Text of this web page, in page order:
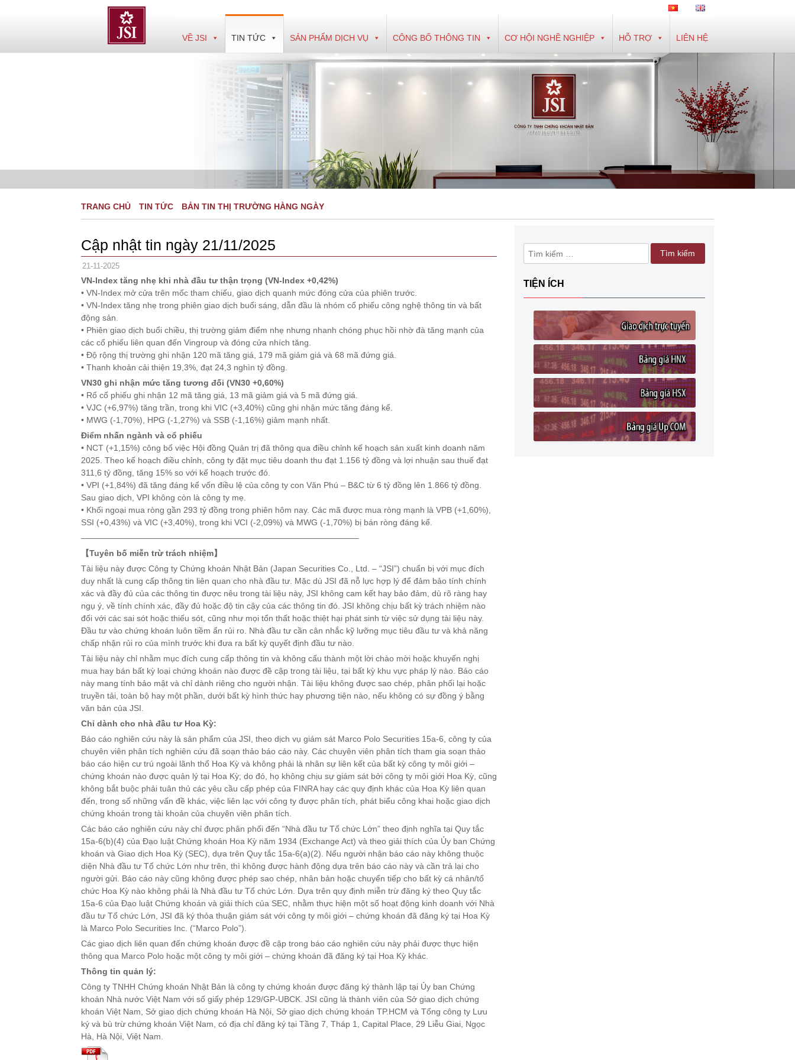
VỀ JSI
TIN TỨC SẢN PHẨM DỊCH VỤ CÔNG BỐ THÔNG TIN CƠ HỘI NGHỀ NGHIỆP HỖ TRỢ LIÊN HỆ
TRANG CHỦ TIN TỨC BẢN TIN THỊ TRƯỜNG HÀNG NGÀY
Cập nhật tin ngày 21/11/2025
21-11-2025
VN-Index tăng nhẹ khi nhà đầu tư thận trọng (VN-Index +0,42%)
• VN-Index mở cửa trên mốc tham chiếu, giao dịch quanh mức đóng cửa của phiên trước.
• VN-Index tăng nhẹ trong phiên giao dịch buổi sáng, dẫn đầu là nhóm cổ phiếu công nghệ thông tin và bất
động sản.
• Phiên giao dịch buổi chiều, thị trường giảm điểm nhẹ nhưng nhanh chóng phục hồi nhờ đà tăng mạnh của
các cổ phiếu liên quan đến Vingroup và đóng cửa nhích tăng.
• Độ rộng thị trường ghi nhận 120 mã tăng giá, 179 mã giảm giá và 68 mã đứng giá.
• Thanh khoản cải thiện 19,3%, đạt 24,3 nghìn tỷ đồng.
VN30 ghi nhận mức tăng tương đối (VN30 +0,60%)
• Rổ cổ phiếu ghi nhận 12 mã tăng giá, 13 mã giảm giá và 5 mã đứng giá.
• VJC (+6,97%) tăng trần, trong khi VIC (+3,40%) cũng ghi nhận mức tăng đáng kể.
• MWG (-1,70%), HPG (-1,27%) và SSB (-1,16%) giảm mạnh nhất.
Điểm nhấn ngành và cổ phiếu
• NCT (+1,15%) công bố việc Hội đồng Quản trị đã thông qua điều chỉnh kế hoạch sản xuất kinh doanh năm
2025. Theo kế hoạch điều chỉnh, công ty đặt mục tiêu doanh thu đạt 1.156 tỷ đồng và lợi nhuận sau thuế đạt
311,6 tỷ đồng, tăng 15% so với kế hoạch trước đó.
• VPI (+1,84%) đã tăng đáng kể vốn điều lệ của công ty con Văn Phú – B&C từ 6 tỷ đồng lên 1.866 tỷ đồng.
Sau giao dịch, VPI không còn là công ty mẹ.
• Khối ngoại mua ròng gần 293 tỷ đồng trong phiên hôm nay. Các mã được mua ròng mạnh là VPB (+1,60%),
SSI (+0,43%) và VIC (+3,40%), trong khi VCI (-2,09%) và MWG (-1,70%) bị bán ròng đáng kể.
—————————————————————————————————–
【Tuyên bố miễn trừ trách nhiệm】
Tài liệu này được Công ty Chứng khoán Nhật Bản (Japan Securities Co., Ltd. – “JSI”) chuẩn bị với mục đích
duy nhất là cung cấp thông tin liên quan cho nhà đầu tư. Mặc dù JSI đã nỗ lực hợp lý để đảm bảo tính chính
xác và đầy đủ của các thông tin được nêu trong tài liệu này, JSI không cam kết hay bảo đảm, dù rõ ràng hay
ngụ ý, về tính chính xác, đầy đủ hoặc độ tin cậy của các thông tin đó. JSI không chịu bất kỳ trách nhiệm nào
đối với các sai sót hoặc thiếu sót, cũng như mọi tổn thất hoặc thiệt hại phát sinh từ việc sử dụng tài liệu này.
Đầu tư vào chứng khoán luôn tiềm ẩn rủi ro. Nhà đầu tư cần cân nhắc kỹ lưỡng mục tiêu đầu tư và khả năng
chấp nhận rủi ro của mình trước khi đưa ra bất kỳ quyết định đầu tư nào.
Tài liệu này chỉ nhằm mục đích cung cấp thông tin và không cấu thành một lời chào mời hoặc khuyến nghị
mua hay bán bất kỳ loại chứng khoán nào được đề cập trong tài liệu, tại bất kỳ khu vực pháp lý nào. Báo cáo
này mang tính bảo mật và chỉ dành riêng cho người nhận. Tài liệu không được sao chép, phân phối lại hoặc
truyền tải, toàn bộ hay một phần, dưới bất kỳ hình thức hay phương tiện nào, nếu không có sự đồng ý bằng
văn bản của JSI.
Chỉ dành cho nhà đầu tư Hoa Kỳ:
Báo cáo nghiên cứu này là sản phẩm của JSI, theo dịch vụ giám sát Marco Polo Securities 15a-6, công ty của
chuyên viên phân tích nghiên cứu đã soạn thảo báo cáo này. Các chuyên viên phân tích tham gia soạn thảo
báo cáo hiện cư trú ngoài lãnh thổ Hoa Kỳ và không phải là nhân sự liên kết của bất kỳ công ty môi giới –
chứng khoán nào được quản lý tại Hoa Kỳ; do đó, họ không chịu sự giám sát bởi công ty môi giới Hoa Kỳ, cũng
không bắt buộc phải tuân thủ các yêu cầu cấp phép của FINRA hay các quy định khác của Hoa Kỳ liên quan
đến, trong số những vấn đề khác, việc liên lạc với công ty được phân tích, phát biểu công khai hoặc giao dịch
chứng khoán trong tài khoản của chuyên viên phân tích.
Các báo cáo nghiên cứu này chỉ được phân phối đến “Nhà đầu tư Tổ chức Lớn” theo định nghĩa tại Quy tắc
15a-6(b)(4) của Đạo luật Chứng khoán Hoa Kỳ năm 1934 (Exchange Act) và theo giải thích của Ủy ban Chứng
khoán và Giao dịch Hoa Kỳ (SEC), dựa trên Quy tắc 15a-6(a)(2). Nếu người nhận báo cáo này không thuộc
diện Nhà đầu tư Tổ chức Lớn như trên, thì không được hành động dựa trên báo cáo này và cần trả lại cho
người gửi. Báo cáo này cũng không được phép sao chép, nhân bản hoặc chuyển tiếp cho bất kỳ cá nhân/tổ
chức Hoa Kỳ nào không phải là Nhà đầu tư Tổ chức Lớn. Dựa trên quy định miễn trừ đăng ký theo Quy tắc
15a-6 của Đạo luật Chứng khoán và giải thích của SEC, nhằm thực hiện một số hoạt động kinh doanh với Nhà
đầu tư Tổ chức Lớn, JSI đã ký thỏa thuận giám sát với công ty môi giới – chứng khoán đã đăng ký tại Hoa Kỳ
là Marco Polo Securities Inc. (“Marco Polo”).
Các giao dịch liên quan đến chứng khoán được đề cập trong báo cáo nghiên cứu này phải được thực hiện
thông qua Marco Polo hoặc một công ty môi giới – chứng khoán đã đăng ký tại Hoa Kỳ khác.
Thông tin quản lý:
Công ty TNHH Chứng khoán Nhật Bản là công ty chứng khoán được đăng ký thành lập tại Ủy ban Chứng
khoán Nhà nước Việt Nam với số giấy phép 129/GP-UBCK. JSI cũng là thành viên của Sở giao dịch chứng
khoán Việt Nam, Sở giao dịch chứng khoán Hà Nội, Sở giao dịch chứng khoán TP.HCM và Tổng công ty Lưu
ký và bù trừ chứng khoán Việt Nam, có địa chỉ đăng ký tại Tầng 7, Tháp 1, Capital Place, 29 Liễu Giai, Ngọc
Hà, Hà Nội, Việt Nam.
kiếm
TIỆN ÍCH